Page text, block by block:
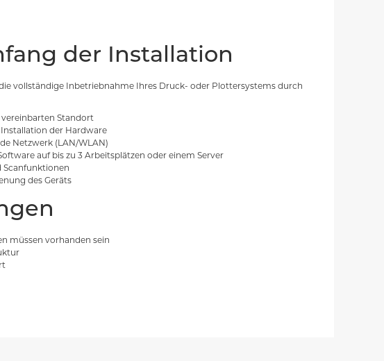
der Installation
vollständige Inbetriebnahme Ihres Druck- oder Plottersystems durch
vereinbarten Standort
der Hardware
Netzwerk (LAN/WLAN)
auf bis zu 3 Arbeitsplätzen oder einem Server
Scanfunktionen
des Geräts
müssen vorhanden sein